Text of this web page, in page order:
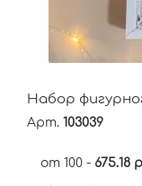
Набор
Арт. 103039
от 100 - 675.18 р